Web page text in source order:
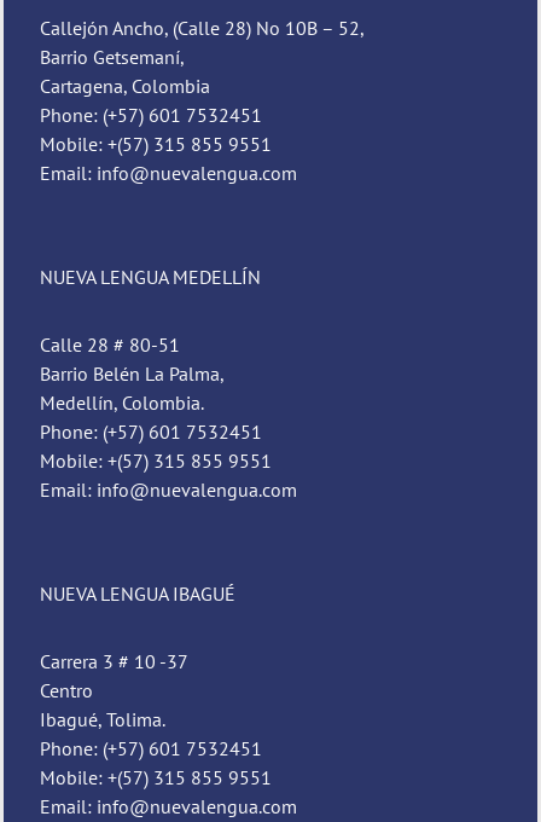
Callejón Ancho, (Calle 28) No 10B – 52,
Barrio Getsemaní,
Cartagena, Colombia
Phone: (+57) 601 7532451
Mobile: +(57) 315 855 9551
Email: info@nuevalengua.com
NUEVA LENGUA MEDELLÍN
Calle 28 # 80-51
Barrio Belén La Palma,
Medellín, Colombia.
Phone: (+57) 601 7532451
Mobile: +(57) 315 855 9551
Email: info@nuevalengua.com
NUEVA LENGUA IBAGUÉ
Carrera 3 # 10 -37
Centro
Ibagué, Tolima.
Phone: (+57) 601 7532451
Mobile: +(57) 315 855 9551
Email: info@nuevalengua.com